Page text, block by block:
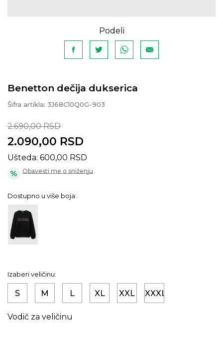
Podeli
Benetton dečija dukserica
Šifra artikla: 3J68C10Q0G-903
2.690,00 RSD
2.090,00 RSD
Ušteda: 600,00 RSD
Obavesti me o sniženju
Dostupno u više boja:
Izaberi veličinu:
S M L XL XXL XXXL
Vodič za veličinu